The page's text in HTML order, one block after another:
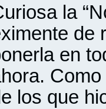
la
de
en
los que